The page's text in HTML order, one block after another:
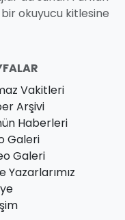
okuyucu kitlesine
Vakitleri
Arşivi
Haberleri
Galeri
Galeri
Yazarlarımız